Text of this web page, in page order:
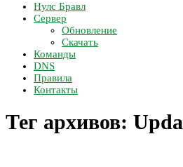
Нулс Бравл
Сервер
Обновление
Скачать
Команды
DNS
Правила
Контакты
Тег архивов: